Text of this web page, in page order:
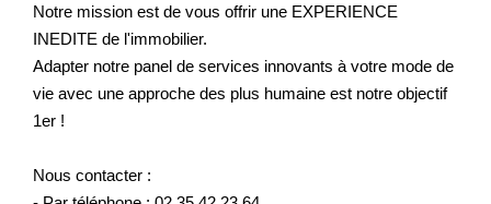
Notre mission est de vous offrir une EXPERIENCE
INEDITE de l'immobilier.
Adapter notre panel de services innovants à votre mode de
vie avec une approche des plus humaine est notre objectif
1er !
Nous contacter :